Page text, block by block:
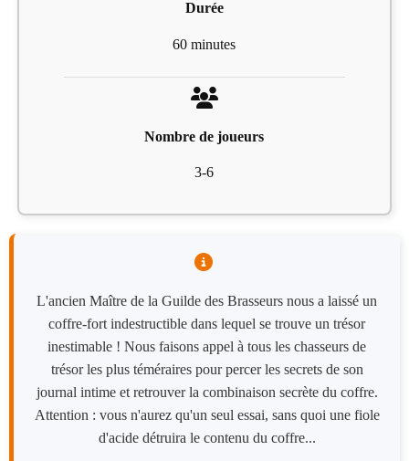
Durée
60 minutes
Nombre de joueurs
3-6
L'ancien Maître de la Guilde des Brasseurs nous a laissé un
coffre-fort indestructible dans lequel se trouve un trésor
inestimable ! Nous faisons appel à tous les chasseurs de
trésor les plus téméraires pour percer les secrets de son
journal intime et retrouver la combinaison secrète du coffre.
Attention : vous n'aurez qu'un seul essai, sans quoi une fiole
d'acide détruira le contenu du coffre...